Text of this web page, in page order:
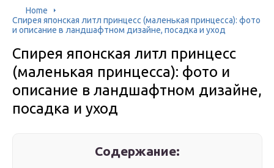
Home
Спирея японская литл принцесс (маленькая принцесса): фото
и описание в ландшафтном дизайне, посадка и уход
Спирея японская литл принцесс
(маленькая принцесса): фото и
описание в ландшафтном дизайне,
посадка и уход
Содержание: